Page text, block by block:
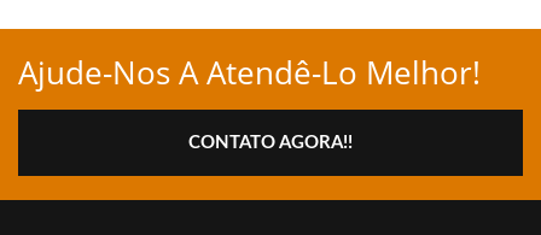
Ajude-Nos A Atendê-Lo Melhor!
CONTATO AGORA!!